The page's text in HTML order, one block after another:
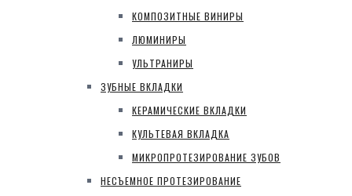
КОМПОЗИТНЫЕ ВИНИРЫ
ЛЮМИНИРЫ
УЛЬТРАНИРЫ
ЗУБНЫЕ ВКЛАДКИ
КЕРАМИЧЕСКИЕ ВКЛАДКИ
КУЛЬТЕВАЯ ВКЛАДКА
МИКРОПРОТЕЗИРОВАНИЕ ЗУБОВ
НЕСЪЕМНОЕ ПРОТЕЗИРОВАНИЕ